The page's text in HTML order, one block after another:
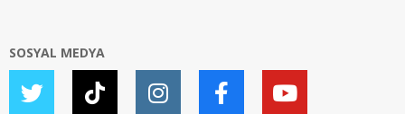
SOSYAL MEDYA